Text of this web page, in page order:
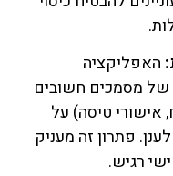
האפליקציה
מסמכים חשובים
אישורי טיסה) על
פתרון זה מעניק
רגיש.